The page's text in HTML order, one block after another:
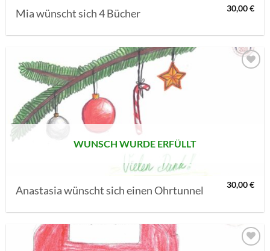
Mia wünscht sich 4 Bücher 30,00€
WUNSCH WURDE ERFÜLLT
Anastasia wünscht sich einen Ohrtunnel 30,00€